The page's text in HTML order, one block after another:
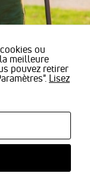
mes paramètres de
réservés
ou
meilleure
pouvez retirer
Lisez